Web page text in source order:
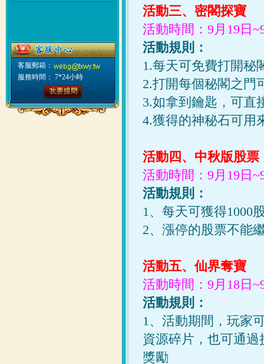
客服郵箱：
服務時間： 7*24小時
活動三、密閣探寶
活動時間：9月19日
活動規則：
1.每天可免費打開秘
2.打開每個秘閣之門
3.如拿到鑰匙，可直
4.獲得的神秘石可用
活動四、中秋版股票
活動時間：9月19日
活動規則：
1、每天可獲得1000
2、漲停的股票不能
活動五、仙界奪寶
活動時間：9月18日
活動規則：
1、活動期間，玩家
資源碎片，也可通過
獎勵